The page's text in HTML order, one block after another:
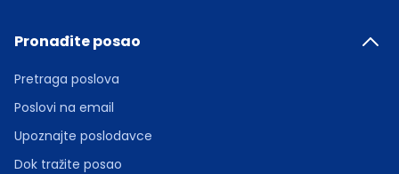
Pronađite posao
Pretraga poslova
Poslovi na email
Upoznajte poslodavce
Dok tražite posao